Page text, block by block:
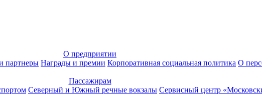
О предприятии
партнеры Награды и премии Корпоративная социальная политика О
Пассажирам
Северный и Южный речные вокзалы Сервисный центр